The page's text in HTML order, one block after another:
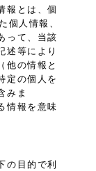
報とは、個
個人情報、
って、当該
述等により
他の情報と
定の個人を
みま
情報を意味
の目的で利